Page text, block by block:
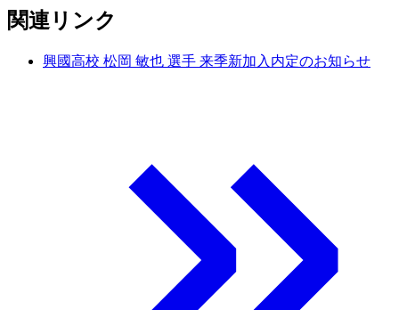
関連リンク
興國高校 松岡 敏也 選手 来季新加入内定のお知らせ